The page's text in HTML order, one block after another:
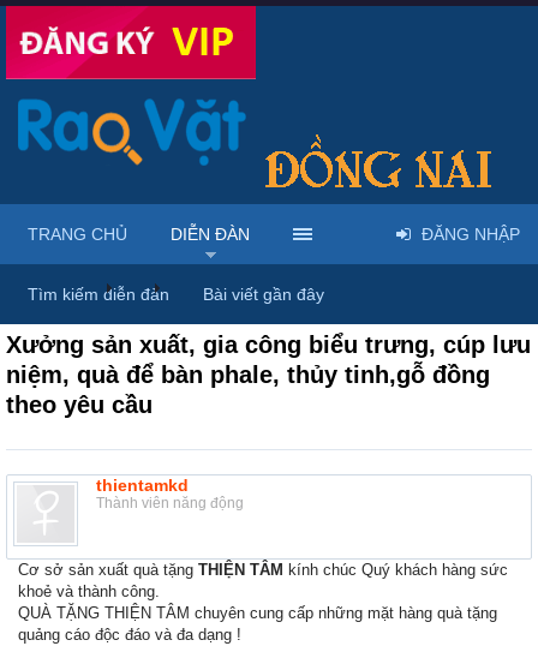
Diễn đàn ... Rao vặt tổng hợp - Uy tín - Miễn phí
Xưởng sản xuất, gia công biểu trưng, cúp lưu
niệm, quà để bàn phale, thủy tinh,gỗ đồng
theo yêu cầu
thientamkd
Thành viên năng động
Cơ sở sản xuất quà tặng THIỆN TÂM kính chúc Quý khách hàng sức
khoẻ và thành công.
QUÀ TẶNG THIỆN TÂM chuyên cung cấp những mặt hàng quà tặng
quảng cáo độc đáo và đa dạng !
TRANG CHỦ DIỄN ĐÀN
Tìm kiếm diễn đàn Bài viết gần đây
ĐĂNG NHẬP